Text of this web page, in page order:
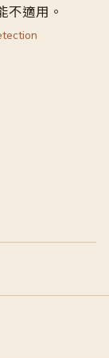
不適用。